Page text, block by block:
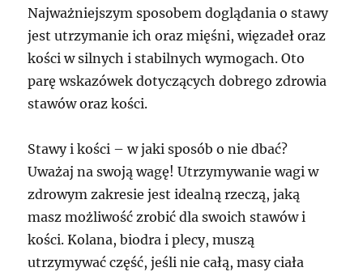
Najważniejszym sposobem doglądania o stawy
jest utrzymanie ich oraz mięśni, więzadeł oraz
kości w silnych i stabilnych wymogach. Oto
parę wskazówek dotyczących dobrego zdrowia
stawów oraz kości.
Stawy i kości – w jaki sposób o nie dbać?
Uważaj na swoją wagę! Utrzymywanie wagi w
zdrowym zakresie jest idealną rzeczą, jaką
masz możliwość zrobić dla swoich stawów i
kości. Kolana, biodra i plecy, muszą
utrzymywać część, jeśli nie całą, masy ciała